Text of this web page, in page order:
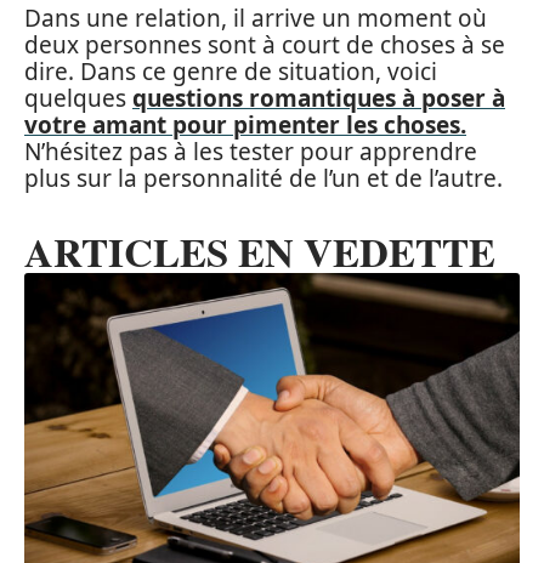
Dans une relation, il arrive un moment où
deux personnes sont à court de choses à se
dire. Dans ce genre de situation, voici
quelquesquestions romantiques à poser à
votre amant pour pimenter les choses.
N’hésitez pas à les tester pour apprendre
plus sur la personnalité de l’un et de l’autre.
ARTICLES EN VEDETTE